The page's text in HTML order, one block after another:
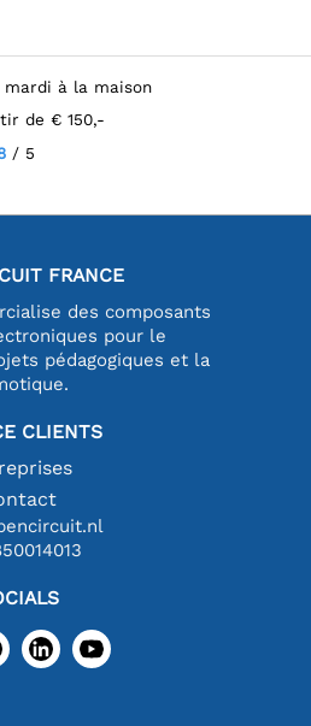
mardi à la maison
de € 150,-
/ 5
FRANCE
des composants
pour le
pédagogiques et la
CLIENTS